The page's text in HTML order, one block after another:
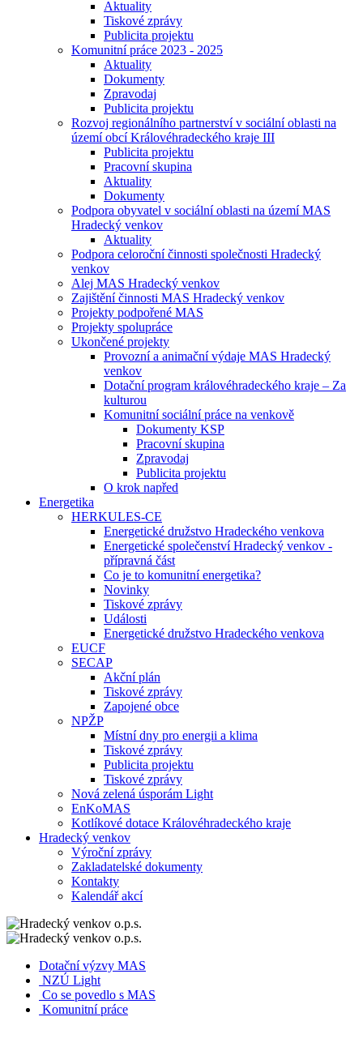
Aktuality
Tiskové zprávy
Publicita projektu
Komunitní práce 2023 - 2025
Aktuality
Dokumenty
Zpravodaj
Publicita projektu
Rozvoj regionálního partnerství v sociální oblasti na
území obcí Královéhradeckého kraje III
Publicita projektu
Pracovní skupina
Aktuality
Dokumenty
Podpora obyvatel v sociální oblasti na území MAS
Hradecký venkov
Aktuality
Podpora celoroční činnosti společnosti Hradecký
venkov
Alej MAS Hradecký venkov
Zajištění činnosti MAS Hradecký venkov
Projekty podpořené MAS
Projekty spolupráce
Ukončené projekty
Provozní a animační výdaje MAS Hradecký
venkov
Dotační program královéhradeckého kraje – Za
kulturou
Komunitní sociální práce na venkově
Dokumenty KSP
Pracovní skupina
Zpravodaj
Publicita projektu
O krok napřed
Energetika
HERKULES-CE
Energetické družstvo Hradeckého venkova
Energetické společenství Hradecký venkov -
přípravná část
Co je to komunitní energetika?
Novinky
Tiskové zprávy
Události
Energetické družstvo Hradeckého venkova
EUCF
SECAP
Akční plán
Tiskové zprávy
Zapojené obce
NPŽP
Místní dny pro energii a klima
Tiskové zprávy
Publicita projektu
Tiskové zprávy
Nová zelená úsporám Light
EnKoMAS
Kotlíkové dotace Královéhradeckého kraje
Hradecký venkov
Výroční zprávy
Zakladatelské dokumenty
Kontakty
Kalendář akcí
Dotační výzvy MAS
NZÚ Light
Co se povedlo s MAS
Komunitní práce